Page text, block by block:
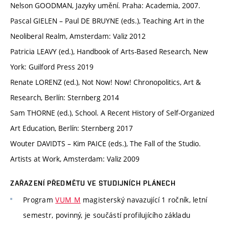
Nelson GOODMAN, Jazyky umění. Praha: Academia, 2007.
Pascal GIELEN – Paul DE BRUYNE (eds.), Teaching Art in the
Neoliberal Realm, Amsterdam: Valiz 2012
Patricia LEAVY (ed.), Handbook of Arts-Based Research, New
York: Guilford Press 2019
Renate LORENZ (ed.), Not Now! Now! Chronopolitics, Art &
Research, Berlín: Sternberg 2014
Sam THORNE (ed.), School. A Recent History of Self-Organized
Art Education, Berlín: Sternberg 2017
Wouter DAVIDTS – Kim PAICE (eds.), The Fall of the Studio.
Artists at Work, Amsterdam: Valiz 2009
ZAŘAZENÍ PŘEDMĚTU VE STUDIJNÍCH PLÁNECH
ProgramVUM_M magisterský navazující 1 ročník, letní
semestr, povinný, je součástí profilujícího základu